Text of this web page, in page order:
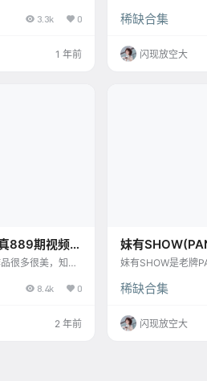
，另外这家视频
Sugar Vol.1 - Dr
White Sugar身穿
3.3k 0
1 年前
属亚州，但真是让
续更新…） [10.20
49] [7.26：637]
稀缺合集
闪现放空大
889期视频
很多很美，知名
。 目录在预览图
下） 雅值[1V／1
NO.874 心
8.4k 0
2 年前
妹有
频[3.37G]
妹有SHOW是老牌
本系合集自
会变的） 资源目录
SHOW NO.019 紫
稀缺合集
闪现放空大